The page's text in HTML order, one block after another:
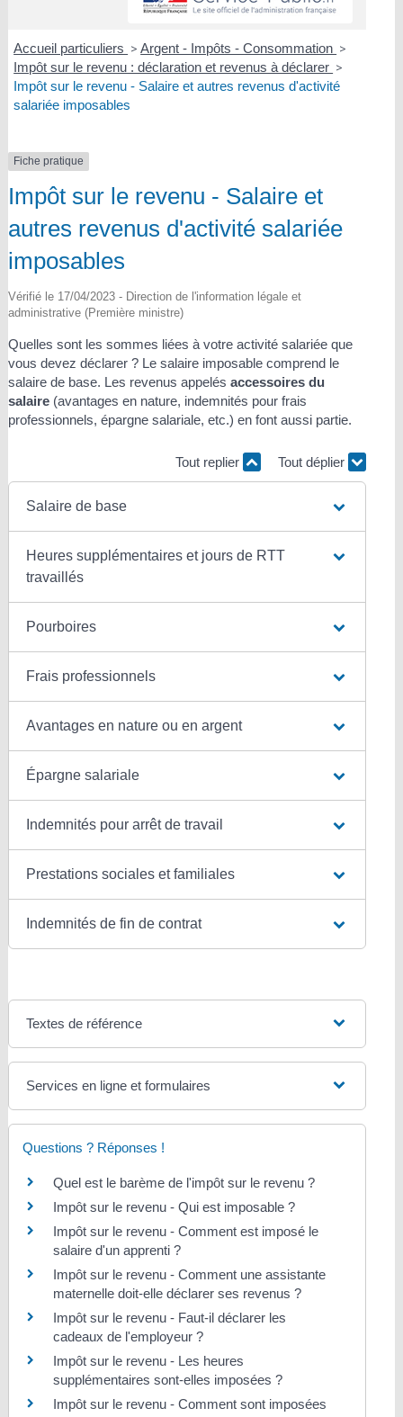
Accueil particuliers > Argent - Impôts - Consommation >
Impôt sur le revenu : déclaration et revenus à déclarer >
Impôt sur le revenu - Salaire et autres revenus d'activité
salariée imposables
Fiche pratique
Impôt sur le revenu - Salaire et
autres revenus d'activité salariée
imposables
Vérifié le 17/04/2023 - Direction de l'information légale et
administrative (Première ministre)
Quelles sont les sommes liées à votre activité salariée que
vous devez déclarer ? Le salaire imposable comprend le
salaire de base. Les revenus appelés accessoires du
salaire(avantages en nature, indemnités pour frais
professionnels, épargne salariale, etc.) en font aussi partie.
Tout replier Tout déplier
Salaire de base
Heures supplémentaires et jours de RTT
travaillés
Pourboires
Frais professionnels
Avantages en nature ou en argent
Épargne salariale
Indemnités pour arrêt de travail
Prestations sociales et familiales
Indemnités de fin de contrat
Textes de référence
Services en ligne et formulaires
Questions ? Réponses !
Quel est le barème de l'impôt sur le revenu ?
Impôt sur le revenu - Qui est imposable ?
Impôt sur le revenu - Comment est imposé le
salaire d'un apprenti ?
Impôt sur le revenu - Comment une assistante
maternelle doit-elle déclarer ses revenus ?
Impôt sur le revenu - Faut-il déclarer les
cadeaux de l'employeur ?
Impôt sur le revenu - Les heures
supplémentaires sont-elles imposées ?
Impôt sur le revenu - Comment sont imposées